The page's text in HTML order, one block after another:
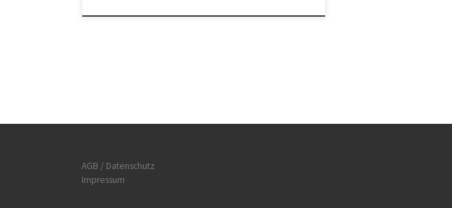
AGB / Datenschutz
Impressum